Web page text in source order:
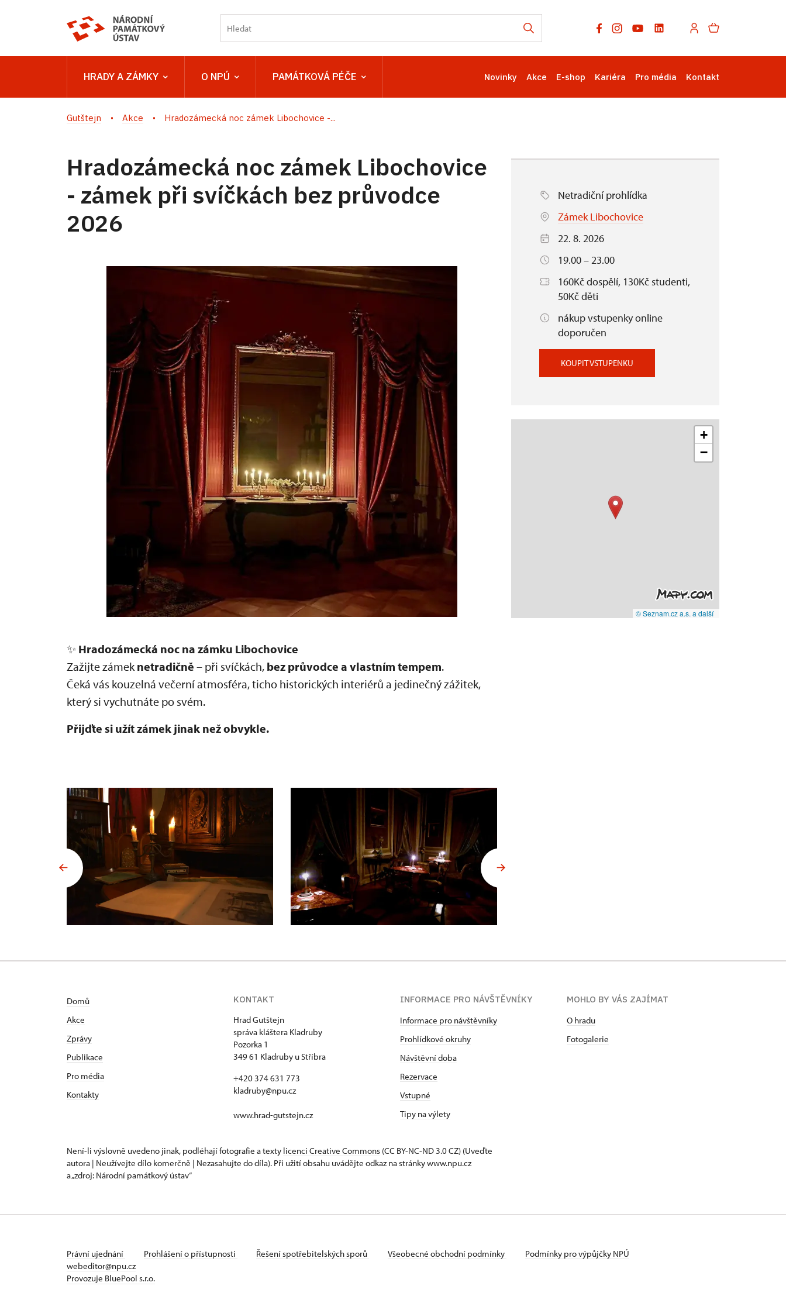
HRADY A ZÁMKY O NPÚ PAMÁTKOVÁ PÉČE Novinky Akce E-shop Kariéra Pro média Kontakt
Gutštejn Akce Hradozámecká noc zámek Libochovice -...
Hradozámecká noc zámek Libochovice
- zámek při svíčkách bez průvodce
2026
✨ Hradozámecká noc na zámku Libochovice
Zažijte zámeknetradičně – při svíčkách, bez průvodce a vlastním tempem.
Čeká vás kouzelná večerní atmosféra, ticho historických interiérů a jedinečný zážitek,
který si vychutnáte po svém.
Přijďte si užít zámek jinak než obvykle.
Netradiční prohlídka
Zámek Libochovice
22. 8. 2026
19.00 – 23.00
160Kč dospělí, 130Kč studenti,
50Kč děti
nákup vstupenky online
doporučen
KOUPIT VSTUPENKU
+
−
© Seznam.cz a.s. a další
Domů
Akce
Zprávy
Publikace
Pro média
Kontakty
KONTAKT
Hrad Gutštejn
správa kláštera Kladruby
Pozorka 1
349 61 Kladruby u Stříbra
+420 374 631 773
kladruby@npu.cz
www.hrad-gutstejn.cz
INFORMACE PRO NÁVŠTĚVNÍKY
Informace pro návštěvníky
Prohlídkové okruhy
Návštěvní doba
Rezervace
Vstupné
Tipy na výlety
MOHLO BY VÁS ZAJÍMAT
O hradu
Fotogalerie
Není-li výslovně uvedeno jinak, podléhají fotografie a texty licenci Creative Commons (CC BY-NC-ND 3.0 CZ) (Uveďte
autora | Neužívejte dílo komerčně | Nezasahujte do díla). Při užití obsahu uvádějte odkaz na stránky www.npu.cz
a „zdroj: Národní památkový ústav“
Právní ujednání Prohlášení o přístupnosti Řešení spotřebitelských sporů Všeobecné obchodní podmínky
Podmínky pro výpůjčky NPÚ
webeditor@npu.cz
Provozuje BluePool s.r.o.